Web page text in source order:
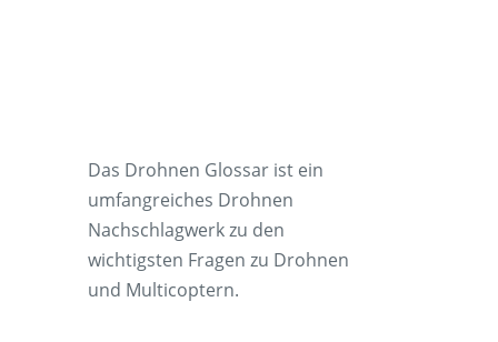
Das Drohnen Glossar ist ein
umfangreiches Drohnen
Nachschlagwerk zu den
wichtigsten Fragen zu Drohnen
und Multicoptern.